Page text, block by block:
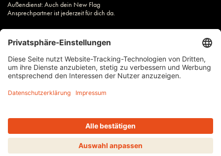
Außendienst: Auch dein New Flag
Ansprechpartner ist jederzeit für dich da.
Alle Preise zzgl. Steuern und Versandkosten, wenn nicht anders
beschrieben.
Datenschutz